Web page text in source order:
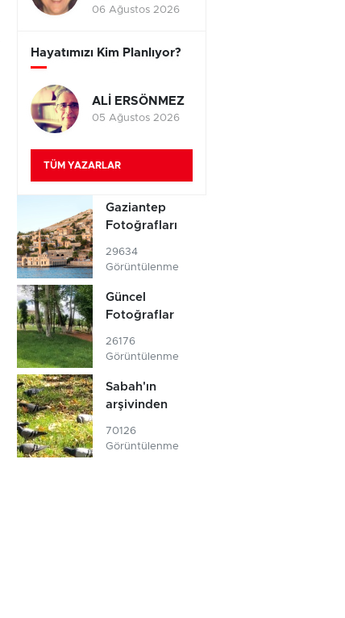
06 Ağustos 2026
Hayatımızı Kim Planlıyor?
ALİ ERSÖNMEZ
05 Ağustos 2026
TÜM YAZARLAR
Gaziantep
Fotoğrafları
29634
Görüntülenme
Güncel
Fotoğraflar
26176
Görüntülenme
Sabah'ın
arşivinden
70126
Görüntülenme